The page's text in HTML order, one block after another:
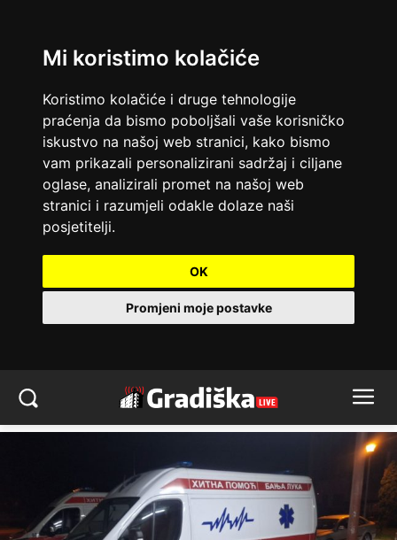
Mi koristimo kolačiće
Koristimo kolačiće i druge tehnologije
praćenja da bismo poboljšali vaše korisničko
iskustvo na našoj web stranici, kako bismo
vam prikazali personalizirani sadržaj i ciljane
oglase, analizirali promet na našoj web
stranici i razumjeli odakle dolaze naši
posjetitelji.
OK
Promjeni moje postavke